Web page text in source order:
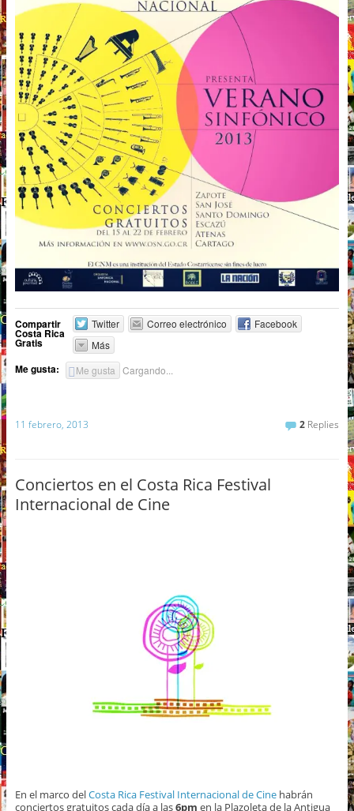
Compartir
Costa Rica
Gratis
Twitter Correo electrónico
Facebook
Más
Me gusta: Me gusta Cargando...
11 febrero, 2013 2 Replies
Conciertos en el Costa Rica Festival
Internacional de Cine
En el marco delCosta Rica Festival Internacional de Cinehabrán
conciertos gratuitos cada día a las6pm en la Plazoleta de la Antigua